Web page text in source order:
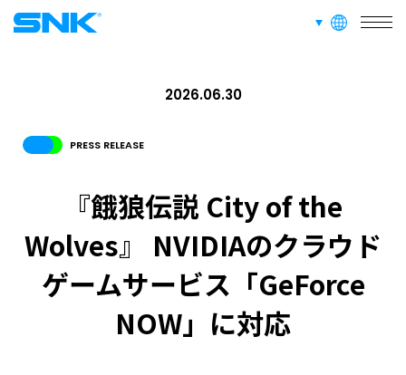
言語切り替え
JPN 簡体
PRESS RELEASE
2026.06.30
『餓狼伝説 City of the
Wolves』 NVIDIAのクラウド
ゲームサービス「GeForce
NOW」に対応